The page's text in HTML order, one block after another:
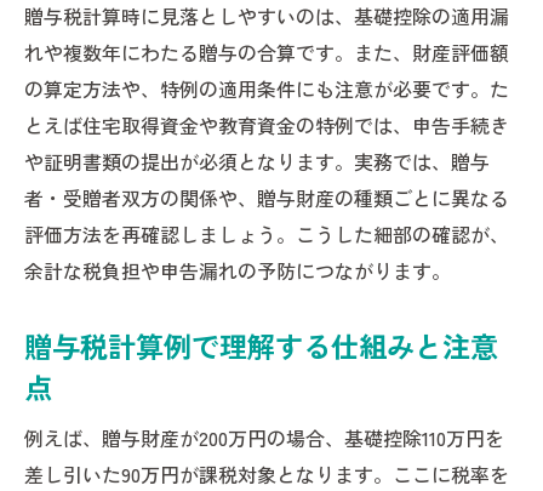
贈与税計算時に見落としやすいのは、基礎控除の適用漏
れや複数年にわたる贈与の合算です。また、財産評価額
の算定方法や、特例の適用条件にも注意が必要です。た
とえば住宅取得資金や教育資金の特例では、申告手続き
や証明書類の提出が必須となります。実務では、贈与
者・受贈者双方の関係や、贈与財産の種類ごとに異なる
評価方法を再確認しましょう。こうした細部の確認が、
余計な税負担や申告漏れの予防につながります。
贈与税計算例で理解する仕組みと注意
点
例えば、贈与財産が200万円の場合、基礎控除110万円を
差し引いた90万円が課税対象となります。ここに税率を